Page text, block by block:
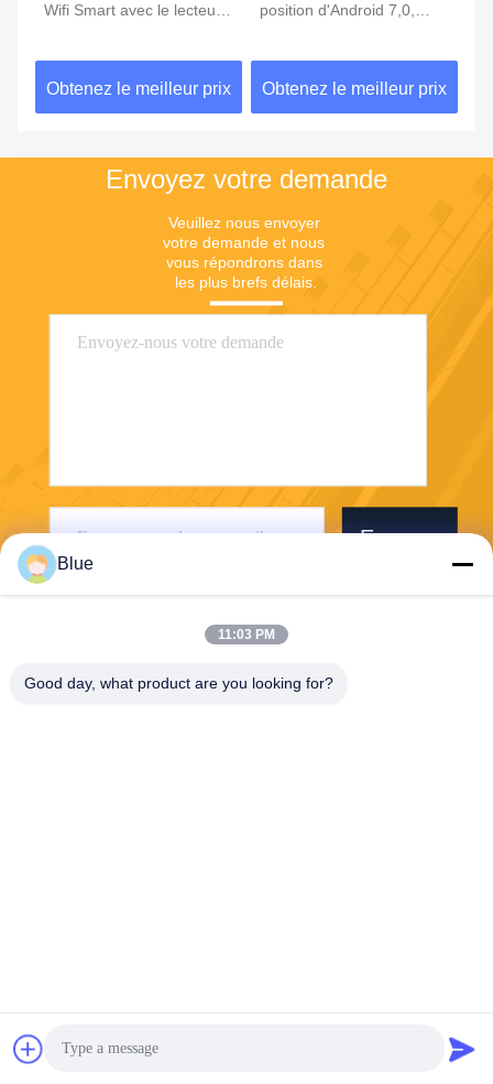
Wifi Smart avec le lecteur
Touch Screen
Obtenez le meilleur prix
position d'Android 7,0,
position avec l'imprimante
Built In Battery
Obtenez le meilleur prix
Envoyez votre demande
Veuillez nous envoyer
votre demande et nous
vous répondrons dans
les plus brefs délais.
Envoyer
Blue
11:03 PM
Good day, what product are you looking for?